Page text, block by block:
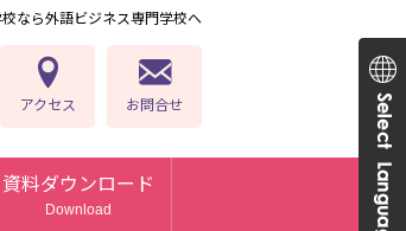
なら外語ビジネス専門学校へ
アクセス お問合せ
資料ダウンロード
Download